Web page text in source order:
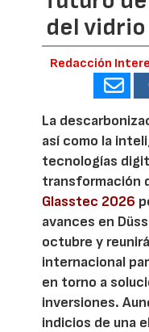
del vidrio
Redacción
La
así como la
tecnologías
transformación
Glasstec 2026
avances en
octubre y
internacional
en torno a
inversiones.
indicios de una